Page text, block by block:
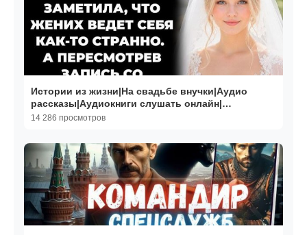
Истории из жизни|На свадьбе внучки|Аудио
рассказы|Аудиокниги слушать онлайн|
Жизненные истории
14 286 просмотров